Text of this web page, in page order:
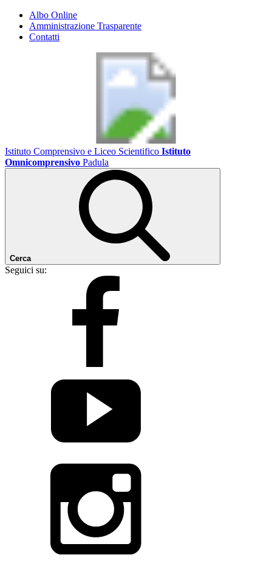
Albo Online
Amministrazione Trasparente
Contatti
Istituto Comprensivo e Liceo Scientifico Istituto
Omnicomprensivo Padula
Cerca
Seguici su: